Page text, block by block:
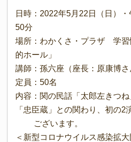
日時：2022年5月22日（日）
50分
場所：わかくさ・プラザ 学
的ホール」
講師：孫六座（座長：原康博さ
定員：50名
内容：関の民話「太郎左きつ
「忠臣蔵」との関わり、初の2
ございます。
＜新型コロナウイルス感染拡